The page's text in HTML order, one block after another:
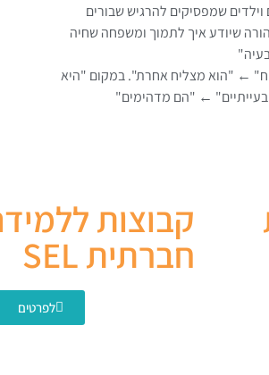
שמפסיקים להרגיש שבורים
שיודע איך לתמוך ומשפחה שחיה
← "הוא מצליח אחרת". במקום "היא
← "הם מדהימים"
קבוצות
חברתית SEL
לפרטים